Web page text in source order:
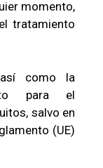
momento,
tratamiento
como la
para el
salvo en
(UE)